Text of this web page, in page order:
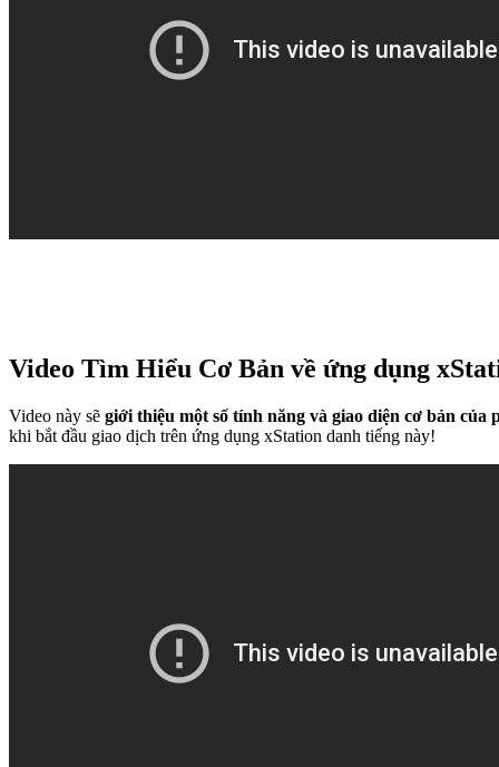
Video Tìm Hiểu Cơ Bản về ứng dụng
Video này sẽ giới thiệu một số tính năng và giao diện cơ bản của
khi bắt đầu giao dịch trên ứng dụng xStation danh tiếng này!